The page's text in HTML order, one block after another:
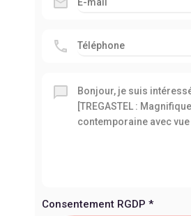
Consentement RGDP *